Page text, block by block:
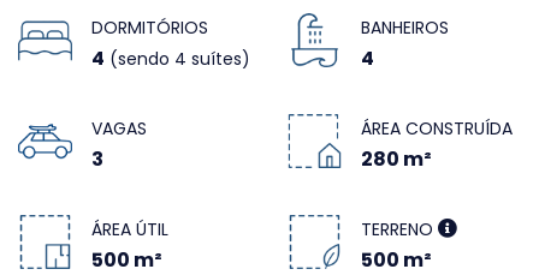
DORMITÓRIOS
4 (sendo 4 suítes)
BANHEIROS
4
VAGAS
3
ÁREA CONSTRUÍDA
280 m²
ÁREA ÚTIL
500 m²
TERRENO
500 m²